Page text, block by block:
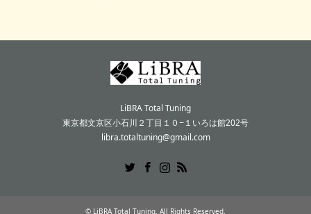
LiBRA Total Tuning
東京都文京区小石川２丁目１０−１いろは館202号
libra.totaltuning@gmail.com
© LiBRA Total Tuning. All Rights Reserved.